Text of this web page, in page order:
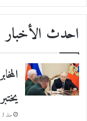
احدث الأخبار
منذ 3 ساعات